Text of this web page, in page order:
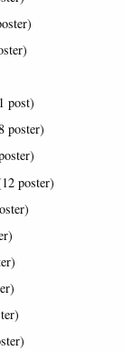
post)
poster)
poster)